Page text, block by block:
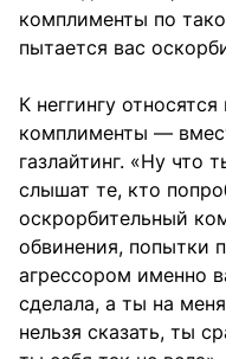
комплименты по
пытается вас
К неггингу
комплименты —
газлайтинг. «Ну что
слышат те, кто
оскрорбительный
обвинения, попытки
агрессором именно
сделала, а ты на
нельзя сказать, ты